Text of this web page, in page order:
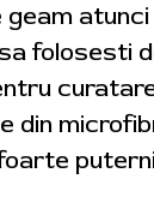
folosesti
din